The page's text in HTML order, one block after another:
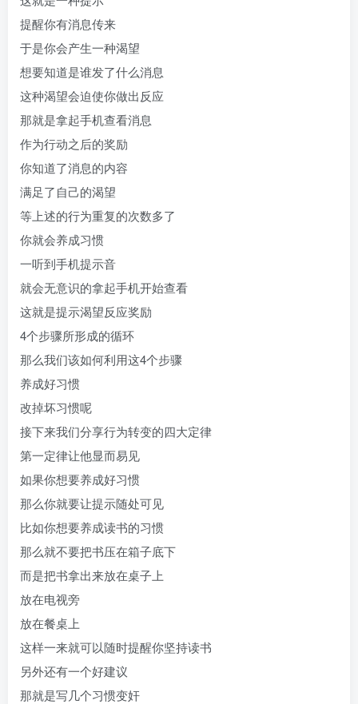
提醒你有消息传来
于是你会产生一种渴望
想要知道是谁发了什么消息
这种渴望会迫使你做出反应
那就是拿起手机查看消息
作为行动之后的奖励
你知道了消息的内容
满足了自己的渴望
等上述的行为重复的次数多了
你就会养成习惯
一听到手机提示音
就会无意识的拿起手机开始查看
这就是提示渴望反应奖励
4个步骤所形成的循环
那么我们该如何利用这4个步骤
养成好习惯
改掉坏习惯呢
接下来我们分享行为转变的四大定律
第一定律让他显而易见
如果你想要养成好习惯
那么你就要让提示随处可见
比如你想要养成读书的习惯
那么就不要把书压在箱子底下
而是把书拿出来放在桌子上
放在电视旁
放在餐桌上
这样一来就可以随时提醒你坚持读书
另外还有一个好建议
那就是写几个习惯变奸